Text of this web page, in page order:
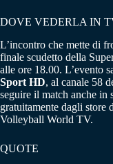
DOVE VEDERLA IN
L’incontro che mette di
finale scudetto della
alle ore 18.00. L’evento
Sport HD, al canale 58
seguire il match anche in
gratuitamente dagli store
Volleyball World TV.
QUOTE